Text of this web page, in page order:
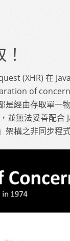
(XHR) 在
of
是經由存取單一
並無法妥善配合
架構之非同步程